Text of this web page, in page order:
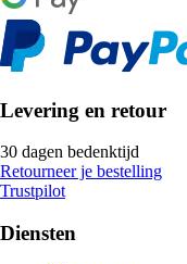
Levering en retour
30 dagen bedenktijd
Retourneer je bestelling
Trustpilot
Diensten